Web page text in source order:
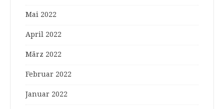
Mai 2022
April 2022
März 2022
Februar 2022
Januar 2022